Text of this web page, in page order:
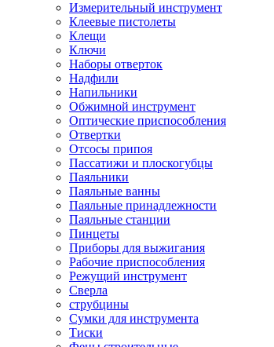
Измерительный инструмент
Клеевые пистолеты
Клещи
Ключи
Наборы отверток
Надфили
Напильники
Обжимной инструмент
Оптические приспособления
Отвертки
Отсосы припоя
Пассатижи и плоскогубцы
Паяльники
Паяльные ванны
Паяльные принадлежности
Паяльные станции
Пинцеты
Приборы для выжигания
Рабочие приспособления
Режущий инструмент
Сверла
струбцины
Сумки для инструмента
Тиски